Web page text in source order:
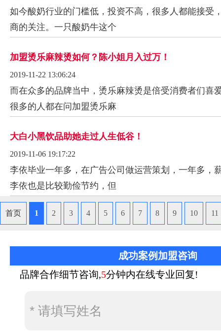
如今酸奶行业的门槛低，投资不高，很多人都能接受
商的关注。一只酸奶牛这个
加盟烫乐麻辣烫如何？陈小姐月入过万！
2019-11-22 13:06:24
而在众多的品牌当中，烫乐麻辣烫是倍受消费者们喜
很多的人都在问加盟烫乐麻
大白小黑饮品助她走过人生低谷！
2019-11-06 19:17:22
李依毕业一年多，在广告公司做运营策划，一年多，
李依也是比较勤俭节约，但
首页 1 2 3 4 5 6 7 8 9 10 11
成功案例加盟咨询
品牌合作细节咨询,5分钟内在线专业回复!